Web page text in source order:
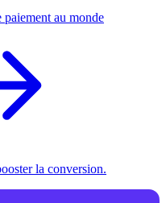
au monde
la conversion.